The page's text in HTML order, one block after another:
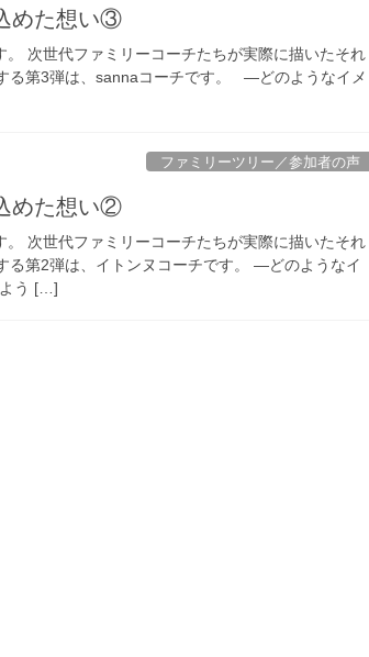
めた想い③
次世代ファミリーコーチたちが実際に描いたそれ
る第3弾は、sannaコーチです。 —どのようなイメ
ファミリーツリー／参加者の声
めた想い②
次世代ファミリーコーチたちが実際に描いたそれ
る第2弾は、イトンヌコーチです。 —どのようなイ
よう […]